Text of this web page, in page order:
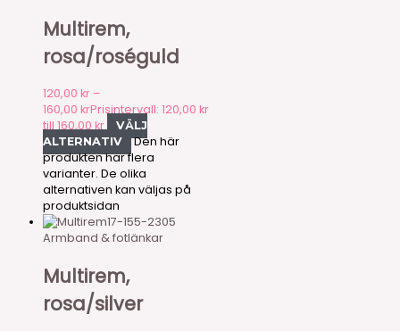
Multirem,
rosa/roséguld
120,00 kr –
160,00 krPrisintervall: 120,00 kr
till 160,00 kr
VÄLJ
ALTERNATIV
Den här
produkten har flera
varianter. De olika
alternativen kan väljas på
produktsidan
17-155-2305
Armband & fotlänkar
Multirem,
rosa/silver